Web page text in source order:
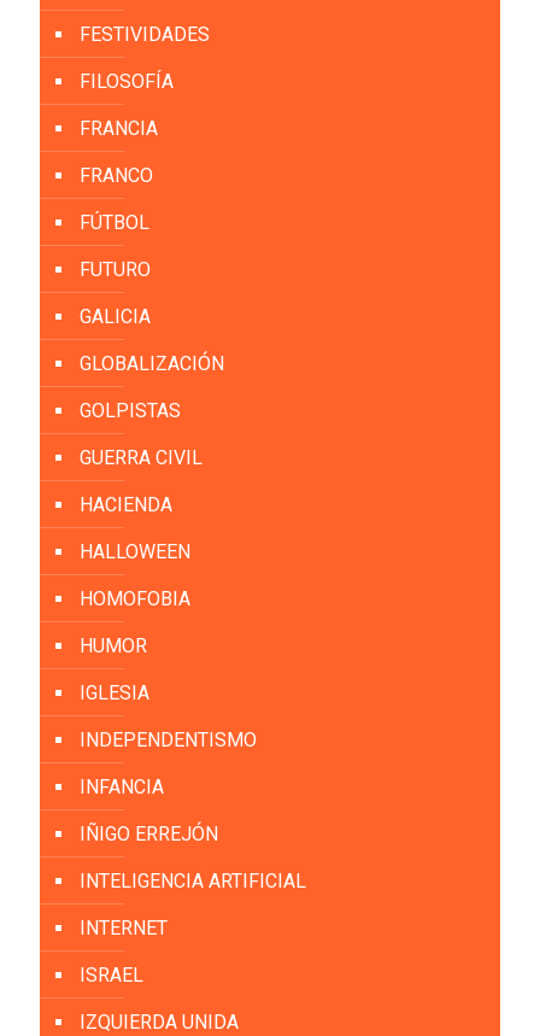
FESTIVIDADES
FILOSOFÍA
FRANCIA
FRANCO
FÚTBOL
FUTURO
GALICIA
GLOBALIZACIÓN
GOLPISTAS
GUERRA CIVIL
HACIENDA
HALLOWEEN
HOMOFOBIA
HUMOR
IGLESIA
INDEPENDENTISMO
INFANCIA
IÑIGO ERREJÓN
INTELIGENCIA ARTIFICIAL
INTERNET
ISRAEL
IZQUIERDA UNIDA